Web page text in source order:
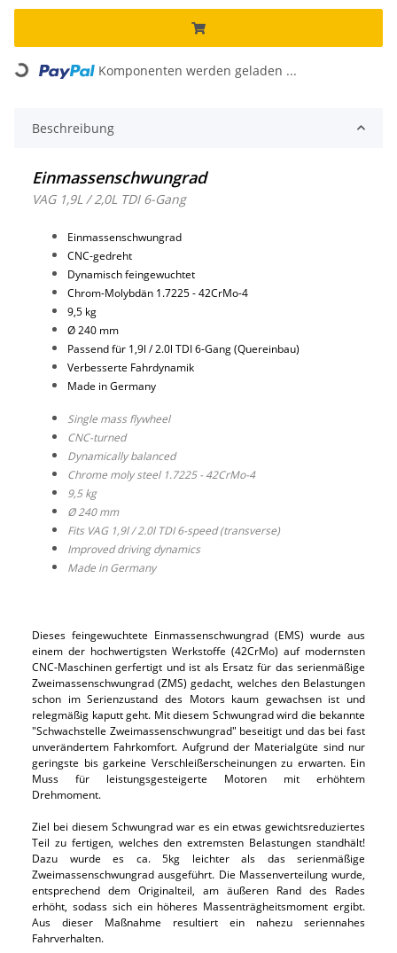
Loading... Komponenten werden geladen ...
Beschreibung
Einmassenschwungrad
VAG 1,9L / 2,0L TDI 6-Gang
Einmassenschwungrad
CNC-gedreht
Dynamisch feingewuchtet
Chrom-Molybdän 1.7225 - 42CrMo-4
9,5 kg
Ø 240 mm
Passend für 1,9l / 2.0l TDI 6-Gang (Quereinbau)
Verbesserte Fahrdynamik
Made in Germany
Single mass flywheel
CNC-turned
Dynamically balanced
Chrome moly steel 1.7225 - 42CrMo-4
9,5 kg
Ø 240 mm
Fits VAG 1,9l / 2.0l TDI 6-speed (transverse)
Improved driving dynamics
Made in Germany
Dieses feingewuchtete Einmassenschwungrad (EMS) wurde aus
einem der hochwertigsten Werkstoffe (42CrMo) auf modernsten
CNC-Maschinen gerfertigt und ist als Ersatz für das serienmäßige
Zweimassenschwungrad (ZMS) gedacht, welches den Belastungen
schon im Serienzustand des Motors kaum gewachsen ist und
relegmäßig kaputt geht. Mit diesem Schwungrad wird die bekannte
"Schwachstelle Zweimassenschwungrad" beseitigt und das bei fast
unverändertem Fahrkomfort. Aufgrund der Materialgüte sind nur
geringste bis garkeine Verschleißerscheinungen zu erwarten. Ein
Muss für leistungsgesteigerte Motoren mit erhöhtem
Drehmoment.
Ziel bei diesem Schwungrad war es ein etwas gewichtsreduziertes
Teil zu fertigen, welches den extremsten Belastungen standhält!
Dazu wurde es ca. 5kg leichter als das serienmäßige
Zweimassenschwungrad ausgeführt. Die Massenverteilung wurde,
entsprechend dem Originalteil, am äußeren Rand des Rades
erhöht, sodass sich ein höheres Massenträgheitsmoment ergibt.
Aus dieser Maßnahme resultiert ein nahezu seriennahes
Fahrverhalten.